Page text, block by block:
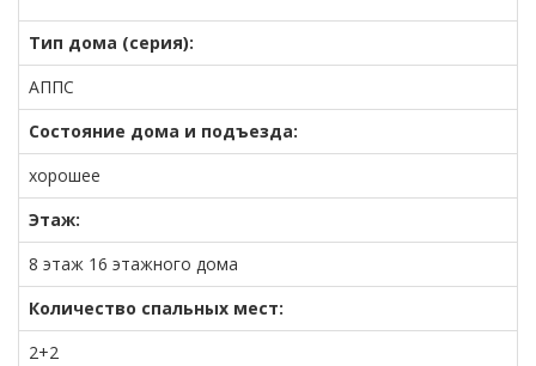
Тип дома (серия):
АППС
Состояние дома и подъезда:
хорошее
Этаж:
8 этаж 16 этажного дома
Количество спальных мест:
2+2